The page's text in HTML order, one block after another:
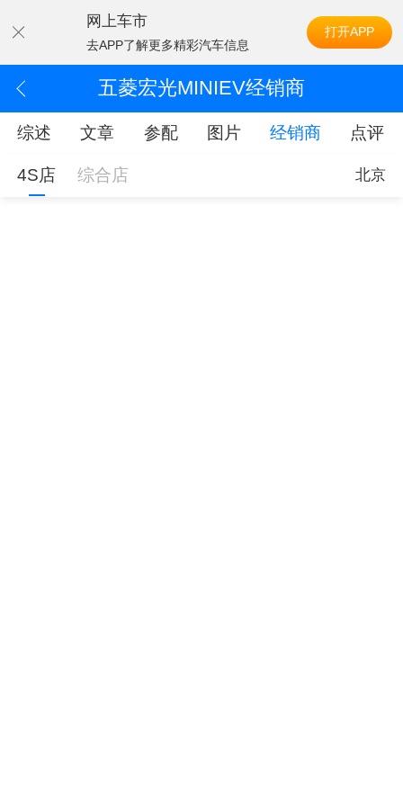
网上车市
去APP了解更多精彩汽车信息
打开APP
五菱宏光MINIEV经销商
综述 文章 参配 图片 经销商 点评
4S店 综合店 北京